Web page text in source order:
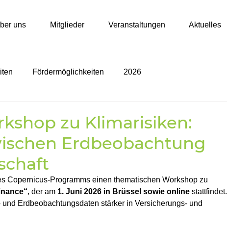
uns Mitglieder Veranstaltungen Aktuelles
Fördermöglichkeiten 2026
zu Klimarisiken:
Erdbeobachtung
Copernicus-Programms einen thematischen Workshop zu
, der am 1. Juni 2026 in Brüssel sowie online stattfindet.
Erdbeobachtungsdaten stärker in Versicherungs- und